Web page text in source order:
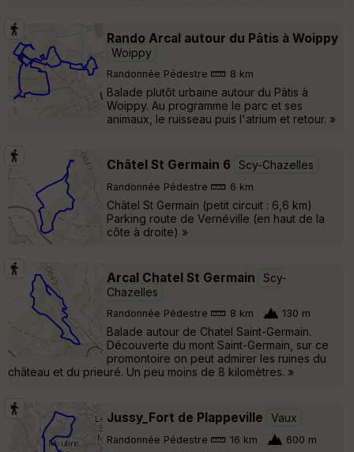
Rando Arcal autour du Pâtis à Woippy
Woippy
Randonnée Pédestre 8 km
Balade plutôt urbaine autour du Pâtis à
Woippy. Au programme le parc et ses
animaux, le ruisseau puis l'atrium et retour. »
Châtel St Germain 6 Scy-Chazelles
Randonnée Pédestre 6 km
Châtel St Germain (petit circuit : 6,6 km)
Parking route de Vernéville (en haut de la
côte à droite) »
Arcal Chatel St Germain
Scy-
Chazelles
Randonnée Pédestre 8 km 130 m
Balade autour de Chatel Saint-Germain.
Découverte du mont Saint-Germain, sur ce
promontoire on peut admirer les ruines du
château et du prieuré. Un peu moins de 8 kilomètres. »
Jussy_Fort de Plappeville Vaux
Randonnée Pédestre 16 km 600 m